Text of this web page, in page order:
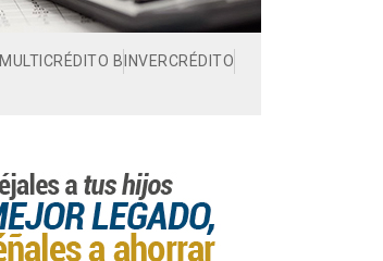
MULTICRÉDITO B INVERCRÉDITO